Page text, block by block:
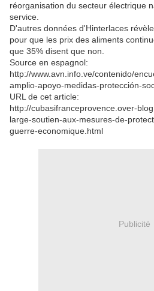
réorganisation du secteur électrique
service.
D'autres données d'Hinterlaces
pour que les prix des aliments
que 35% disent que non.
Source en espagnol:
http://www.avn.info.ve/contenido/
amplio-apoyo-medidas-protección-
URL de cet article:
http://cubasifranceprovence.over-
large-soutien-aux-mesures-de-
guerre-economique.html
Publicité